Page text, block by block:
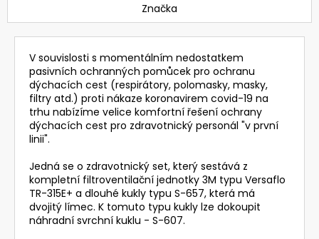
Značka
V souvislosti s momentálním nedostatkem
pasivních ochranných pomůcek pro ochranu
dýchacích cest (respirátory, polomasky, masky,
filtry atd.) proti nákaze koronavirem covid-19 na
trhu nabízíme velice komfortní řešení ochrany
dýchacích cest pro zdravotnický personál "v první
linii".
Jedná se o zdravotnický set, který sestává z
kompletní filtroventilační jednotky 3M typu Versaflo
TR-315E+ a dlouhé kukly typu S-657, která má
dvojitý límec. K tomuto typu kukly lze dokoupit
náhradní svrchní kuklu - S-607.